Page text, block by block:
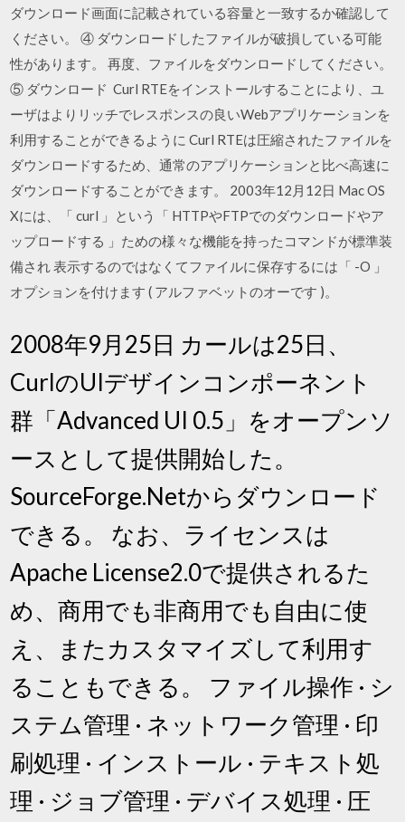
ダウンロード画面に記載されている容量と一致するか確認して
ください。 ④ ダウンロードしたファイルが破損している可能
性があります。 再度、ファイルをダウンロードしてください。
⑤ ダウンロード Curl RTEをインストールすることにより、ユ
ーザはよりリッチでレスポンスの良いWebアプリケーションを
利用することができるように Curl RTEは圧縮されたファイルを
ダウンロードするため、通常のアプリケーションと比べ高速に
ダウンロードすることができます。 2003年12月12日 Mac OS
Xには、「 curl 」という「 HTTPやFTPでのダウンロードやア
ップロードする 」ための様々な機能を持ったコマンドが標準装
備され 表示するのではなくてファイルに保存するには「 -O 」
オプションを付けます ( アルファベットのオーです )。
2008年9月25日 カールは25日、
CurlのUIデザインコンポーネント
群「Advanced UI 0.5」をオープンソ
ースとして提供開始した。
SourceForge.Netからダウンロード
できる。 なお、ライセンスは
Apache License2.0で提供されるた
め、商用でも非商用でも自由に使
え、またカスタマイズして利用す
ることもできる。 ファイル操作 · シ
ステム管理 · ネットワーク管理 · 印
刷処理 · インストール · テキスト処
理 · ジョブ管理 · デバイス処理 · 圧